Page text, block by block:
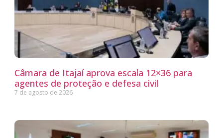
Câmara de Itajaí aprova escala 12×36 para
agentes de proteção e defesa civil
7 de agosto de 2026